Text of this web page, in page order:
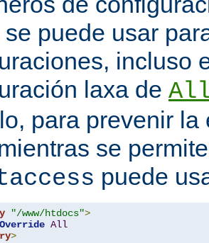
se puede usar
incluso
laxa de
para prevenir la
se
puede
"/www/htdocs">
All
>